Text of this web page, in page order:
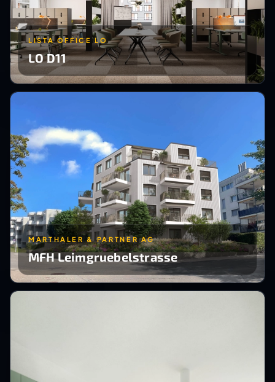
LISTA OFFICE LO
LO D11
MARTHALER & PARTNER AG
MFH Leimgruebelstrasse